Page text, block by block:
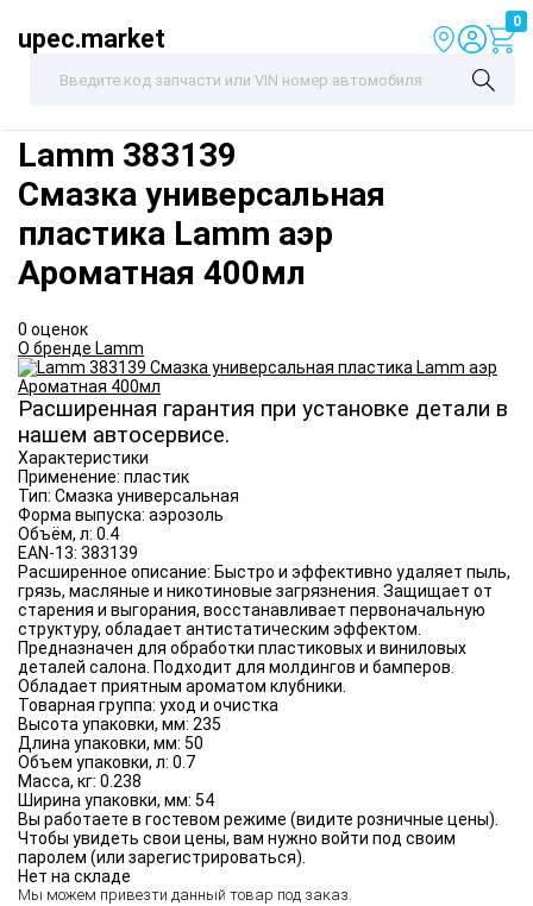
upec.market
0
Lamm 383139
Смазка универсальная
пластика Lamm аэр
Ароматная 400мл
0 оценок
О бренде Lamm
Расширенная гарантия при установке детали в
нашем автосервисе.
Характеристики
Применение: пластик
Тип: Смазка универсальная
Форма выпуска: аэрозоль
Объём, л: 0.4
EAN-13: 383139
Расширенное описание: Быстро и эффективно удаляет пыль,
грязь, масляные и никотиновые загрязнения. Защищает от
старения и выгорания, восстанавливает первоначальную
структуру, обладает антистатическим эффектом.
Предназначен для обработки пластиковых и виниловых
деталей салона. Подходит для молдингов и бамперов.
Обладает приятным ароматом клубники.
Товарная группа: уход и очистка
Высота упаковки, мм: 235
Длина упаковки, мм: 50
Объем упаковки, л: 0.7
Масса, кг: 0.238
Ширина упаковки, мм: 54
Вы работаете в гостевом режиме (видите розничные цены).
Чтобы увидеть свои цены, вам нужно войти под своим
паролем (или зарегистрироваться).
Нет на складе
Мы можем привезти данный товар под заказ.